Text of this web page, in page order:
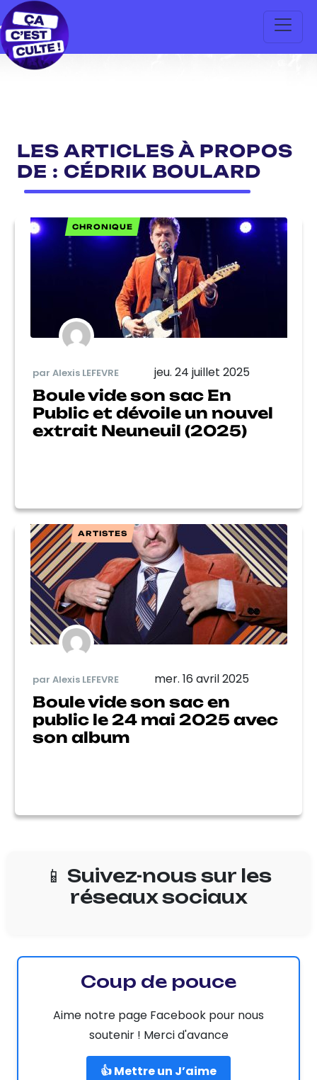
LES ARTICLES À PROPOS
DE : CÉDRIK BOULARD
CHRONIQUE
par Alexis LEFEVRE jeu. 24 juillet 2025
Boule vide son sac En
Public et dévoile un nouvel
extrait Neuneuil (2025)
ARTISTES
par Alexis LEFEVRE mer. 16 avril 2025
Boule vide son sac en
public le 24 mai 2025 avec
son album
📱 Suivez-nous sur les
réseaux sociaux
Coup de pouce
Aime notre page Facebook pour nous
soutenir ! Merci d'avance
👍 Mettre un J’aime